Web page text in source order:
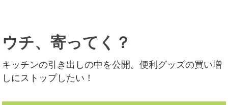
ウチ、寄ってく？
キッチンの引き出しの中を公開。便利グッズの買い増
しにストップしたい！